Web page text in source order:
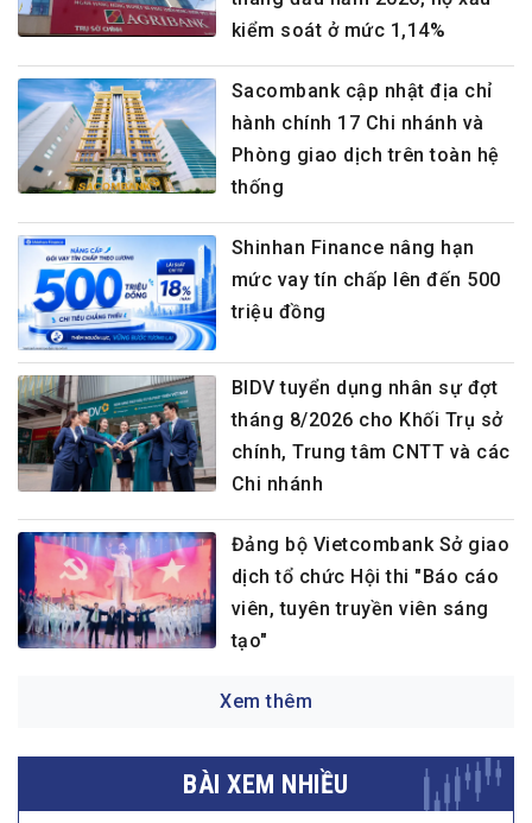
kiểm soát ở mức 1,14%
Sacombank cập nhật địa chỉ
hành chính 17 Chi nhánh và
Phòng giao dịch trên toàn hệ
thống
Shinhan Finance nâng hạn
mức vay tín chấp lên đến 500
triệu đồng
BIDV tuyển dụng nhân sự đợt
tháng 8/2026 cho Khối Trụ sở
chính, Trung tâm CNTT và các
Chi nhánh
Đảng bộ Vietcombank Sở giao
dịch tổ chức Hội thi "Báo cáo
viên, tuyên truyền viên sáng
tạo"
Xem thêm
BÀI XEM NHIỀU